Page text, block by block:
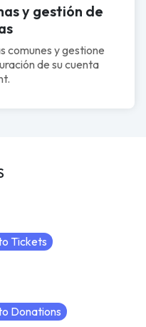
y gestión de
comunes y gestione
de su cuenta
Tickets
Donations